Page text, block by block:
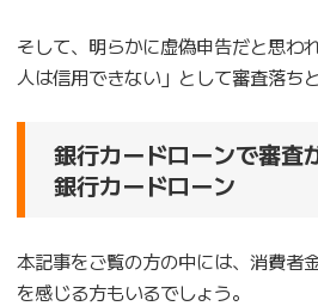
そして、明らかに虚偽申告だと思わ
人は信用できない」として審査落ち
銀行カードローンで審査
銀行カードローン
本記事をご覧の方の中には、消費者
を感じる方もいるでしょう。